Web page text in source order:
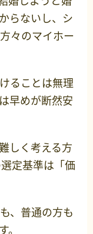
らないし、シ
々のマイホー
ることは無理
早めが断然安
しく考える方
定基準は「価
、普通の方も